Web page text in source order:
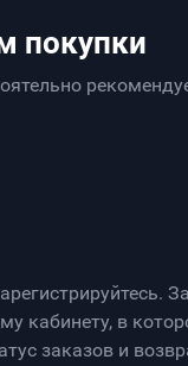
покупки
кабинету, в
заказов и